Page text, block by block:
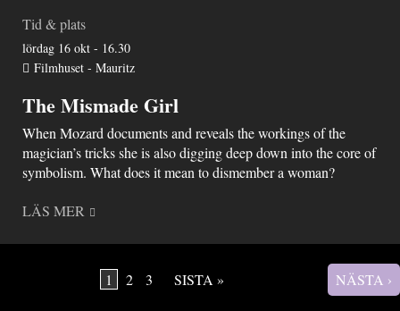
Tid & plats
lördag 16 okt - 16.30
Filmhuset - Mauritz
The Mismade Girl
When Mozard documents and reveals the workings of the
magician’s tricks she is also digging deep down into the core of
symbolism. What does it mean to dismember a woman?
LÄS MER
1 2 3 NÄSTA ›
SISTA »